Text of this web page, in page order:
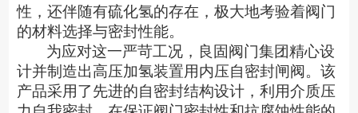
性，还伴随有硫化氢的存在，极大地考验着阀门
的材料选择与密封性能。
为应对这一严苛工况，良固阀门集团精心设
计并制造出高压加氢装置用内压自密封闸阀。该
产品采用了先进的自密封结构设计，利用介质压